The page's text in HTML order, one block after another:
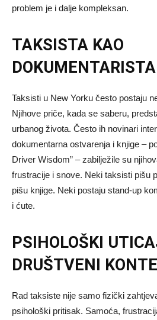
problem je i dalje kompleksan.
TAKSISTA KAO
Taksisti u New Yorku često postaju
Njihove priče, kada se saberu,
urbanog života. Često ih novinari
dokumentarna ostvarenja i knjige –
Driver Wisdom” – zabilježile su
frustracije i snove. Neki taksisti pišu
pišu knjige. Neki postaju stand-up
i ćute.
PSIHOLOŠKI
DRUŠTVENI
Rad taksiste nije samo fizički
psihološki pritisak. Samoća,